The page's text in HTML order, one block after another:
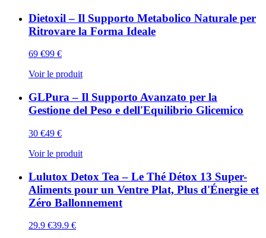
Dietoxil – Il Supporto Metabolico Naturale per
Ritrovare la Forma Ideale
69 €99 €
Voir le produit
GLPura – Il Supporto Avanzato per la
Gestione del Peso e dell'Equilibrio Glicemico
30 €49 €
Voir le produit
Lulutox Detox Tea – Le Thé Détox 13 Super-
Aliments pour un Ventre Plat, Plus d'Énergie et
Zéro Ballonnement
29.9 €39.9 €